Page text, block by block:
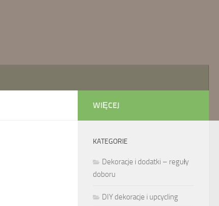
WIĘCEJ
KATEGORIE
Dekoracje i dodatki – reguły
doboru
DIY dekoracje i upcycling